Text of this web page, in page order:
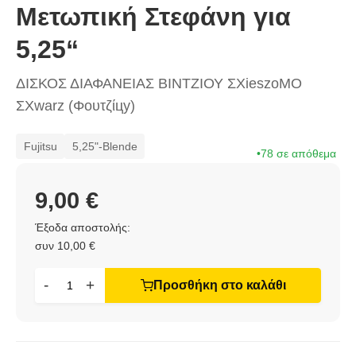
Μετωπική Στεφάνη για
5,25“
ΔΙΣΚΟΣ ΔΙΑΦΑΝΕΙΑΣ ΒΙΝΤΖΙΟΥ ΣΧieszοΜΟ
ΣΧwarz (Φουτζίцу)
Fujitsu 5,25"-Blende
78 σε απόθεμα
Έξοδα αποστολής:
συν 10,00 €
9,00 €
- + Προσθήκη στο καλάθι